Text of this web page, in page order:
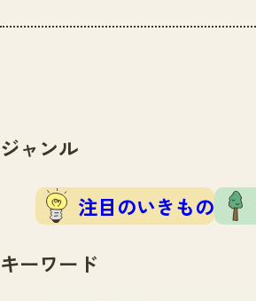
ジャンル
注目のいきもの
キーワード